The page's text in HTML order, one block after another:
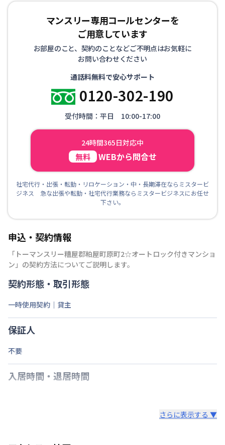
マンスリー専用コールセンターを
ご用意しています
お部屋のこと、契約のことなどご不明点はお気軽に
お問い合わせください
通話料無料で安心サポート
0120-302-190
受付時間：平日 10:00-17:00
24時間365日対応中
無料 WEBから問合せ
社宅代行・出張・転勤・リロケーション・中・長期滞在ならミスタービ
ジネス 急な出張や転勤・社宅代行業務ならミスタービジネスにお任せ
下さい。
申込・契約情報
「 トーマンスリー糟屋郡粕屋町原町2☆オートロック付きマンショ
ン 」の契約方法についてご説明します。
契約形態・取引形態
一時使用契約｜貸主
保証人
不要
入居時間・退居時間
さらに表示する ▼